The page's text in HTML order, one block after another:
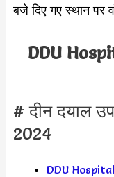
बजे दिए गए स्थान पर
DDU
# दीन दयाल
2024
DDU